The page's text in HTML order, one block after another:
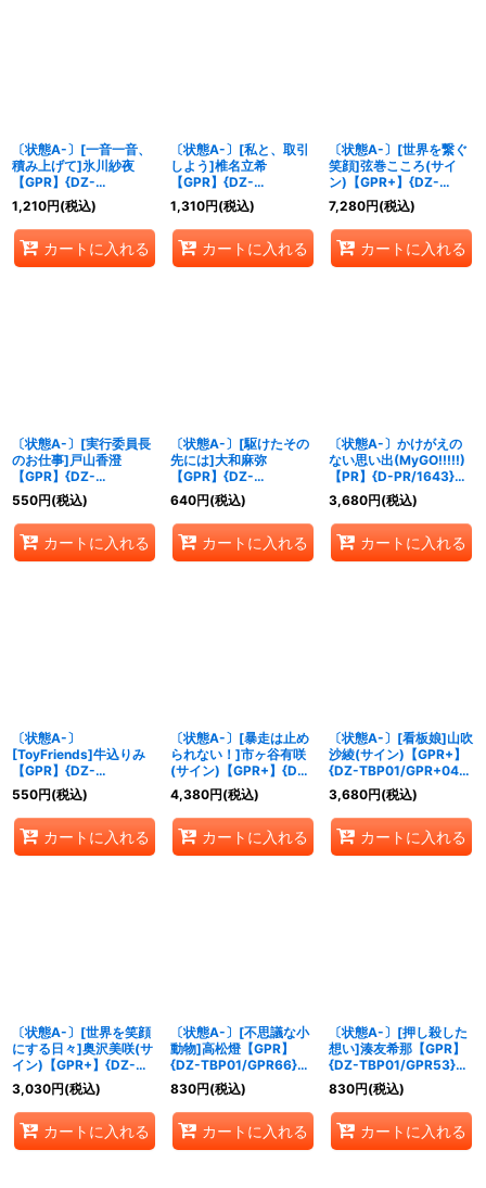
〔状態A-〕[一音一音、
積み上げて]氷川紗夜
【GPR】{DZ-
TBP01/GPR17}
《BanGDream!》
1,210円(税込)
カートに入れる
〔状態A-〕[私と、取引
しよう]椎名立希
【GPR】{DZ-
TBP01/GPR40}
《BanGDream!》
1,310円(税込)
カートに入れる
〔状態A-〕[世界を繋ぐ
笑顔]弦巻こころ(サイ
ン)【GPR+】{DZ-
TBP01/GPR+21}
《BanGDream!》
7,280円(税込)
カートに入れる
〔状態A-〕[実行委員長
のお仕事]戸山香澄
【GPR】{DZ-
TBP01/GPR43}
《BanGDream!》
550円(税込)
カートに入れる
〔状態A-〕[駆けたその
先には]大和麻弥
【GPR】{DZ-
TBP01/GPR14}
《BanGDream!》
640円(税込)
カートに入れる
〔状態A-〕かけがえの
ない思い出(MyGO!!!!!)
【PR】{D-PR/1643}
《BanGDream!》
3,680円(税込)
カートに入れる
〔状態A-〕
[ToyFriends]牛込りみ
【GPR】{DZ-
TBP01/GPR03}
《BanGDream!》
550円(税込)
カートに入れる
〔状態A-〕[暴走は止め
られない！]市ヶ谷有咲
(サイン)【GPR+】{DZ-
TBP01/GPR+05}
《BanGDream!》
4,380円(税込)
カートに入れる
〔状態A-〕[看板娘]山吹
沙綾(サイン)【GPR+】
{DZ-TBP01/GPR+04}
《BanGDream!》
3,680円(税込)
カートに入れる
〔状態A-〕[世界を笑顔
にする日々]奥沢美咲(サ
イン)【GPR+】{DZ-
TBP01/GPR+25}
《BanGDream!》
3,030円(税込)
カートに入れる
〔状態A-〕[不思議な小
動物]高松燈【GPR】
{DZ-TBP01/GPR66}
《BanGDream!》
830円(税込)
カートに入れる
〔状態A-〕[押し殺した
想い]湊友希那【GPR】
{DZ-TBP01/GPR53}
《BanGDream!》
830円(税込)
カートに入れる